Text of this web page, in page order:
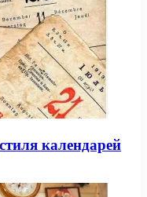
календарей